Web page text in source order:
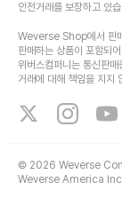
안전거래를 보장하고 있
Weverse Shop에서 판
판매하는 상품이 포함되
위버스컴퍼니는 통신판
거래에 대해 책임을 지지
© 2026 Weverse
Weverse America